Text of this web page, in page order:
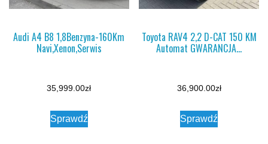
Audi A4 B8 1,8Benzyna-160Km
Navi,Xenon,Serwis
35,999.00zł
Sprawdź
Toyota RAV4 2,2 D-CAT 150 KM
Automat GWARANCJA…
36,900.00zł
Sprawdź